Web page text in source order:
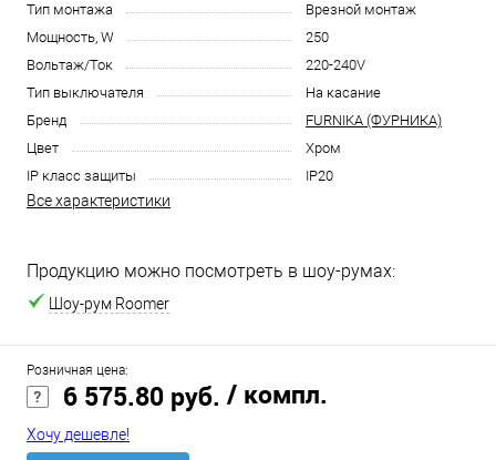
Тип монтажа
Врезной монтаж
Мощность, W
250
Вольтаж/Ток
220-240V
Тип выключателя
На касание
Бренд
FURNIKA (ФУРНИКА)
Цвет
Хром
IP класс защиты
IP20
Все характеристики
Продукцию можно посмотреть в шоу-румах:
Шоу-рум Roomer
Розничная цена:
6 575.80 руб. / компл.
Хочу дешевле!